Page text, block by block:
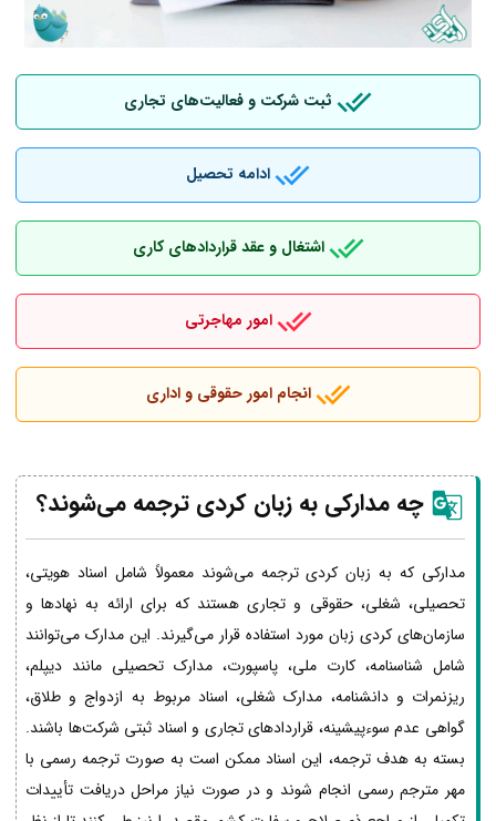
ثبت شرکت و فعالیت‌های تجاری
ادامه تحصیل
اشتغال و عقد قراردادهای کاری
امور مهاجرتی
انجام امور حقوقی و اداری
چه مدارکی به زبان کردی ترجمه می‌شوند؟
مدارکی که به زبان کردی ترجمه می‌شوند معمولاً شامل اسناد هویتی،
تحصیلی، شغلی، حقوقی و تجاری هستند که برای ارائه به نهادها و
سازمان‌های کردی زبان مورد استفاده قرار می‌گیرند. این مدارک می‌توانند
شامل شناسنامه، کارت ملی، پاسپورت، مدارک تحصیلی مانند دیپلم،
ریزنمرات و دانشنامه، مدارک شغلی، اسناد مربوط به ازدواج و طلاق،
گواهی عدم سوءپیشینه، قراردادهای تجاری و اسناد ثبتی شرکت‌ها باشند.
بسته به هدف ترجمه، این اسناد ممکن است به صورت ترجمه رسمی با
مهر مترجم رسمی انجام شوند و در صورت نیاز مراحل دریافت تأییدات